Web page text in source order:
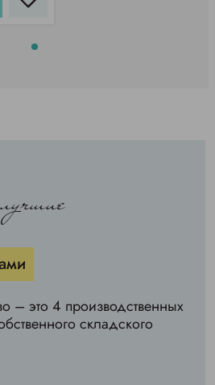
– это 4 производственных
складского